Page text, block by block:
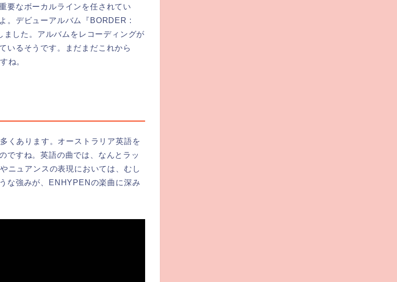
要なボーカルラインを任されてい
。デビューアルバム『BORDER :
した。アルバムをレコーディングが
いるそうです。まだまだこれから
ね。
くあります。オーストラリア英語を
ですね。英語の曲では、なんとラッ
ニュアンスの表現においては、むし
な強みが、ENHYPENの楽曲に深み